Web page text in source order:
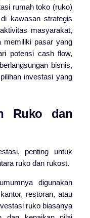
rumah toko (ruko)
kawasan strategis
masyarakat,
memiliki pasar yang
potensi cash flow,
bisnis,
investasi yang
Ruko dan
penting untuk
ruko dan rukost.
digunakan
restoran, atau
ruko biasanya